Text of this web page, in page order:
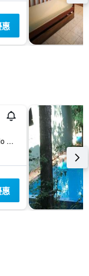
Selva Iryapu S N - Predio 600 Has, 伊瓜蘇港, 米西奧內斯省, 阿根廷